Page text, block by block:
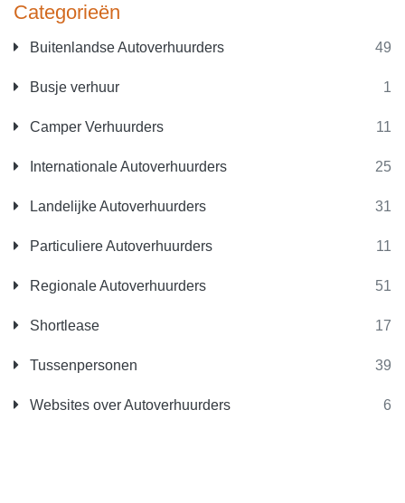
Categorieën
Buitenlandse Autoverhuurders 49
Busje verhuur 1
Camper Verhuurders 11
Internationale Autoverhuurders 25
Landelijke Autoverhuurders 31
Particuliere Autoverhuurders 11
Regionale Autoverhuurders 51
Shortlease 17
Tussenpersonen 39
Websites over Autoverhuurders 6